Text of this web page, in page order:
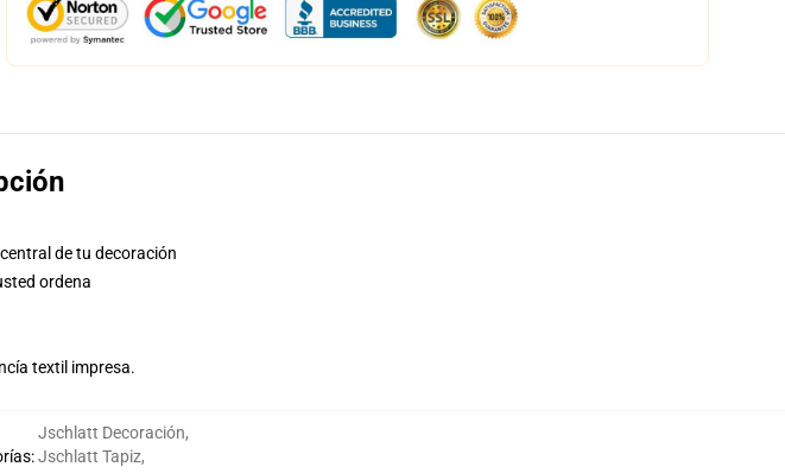
de tu decoración
ordena
textil impresa.
:
Jschlatt Decoración,
Jschlatt Tapiz,